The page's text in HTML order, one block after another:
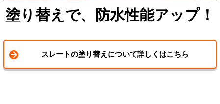
塗り替えで、防水性能アップ！
スレートの塗り替えについて詳しくはこちら